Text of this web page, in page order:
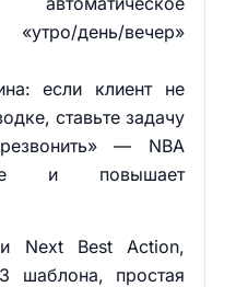
день/вечер»
если клиент не
ставьте задачу
— NBA
и повышает
и Next Best Action,
шаблона, простая